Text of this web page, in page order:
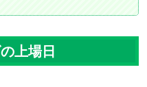
上場日